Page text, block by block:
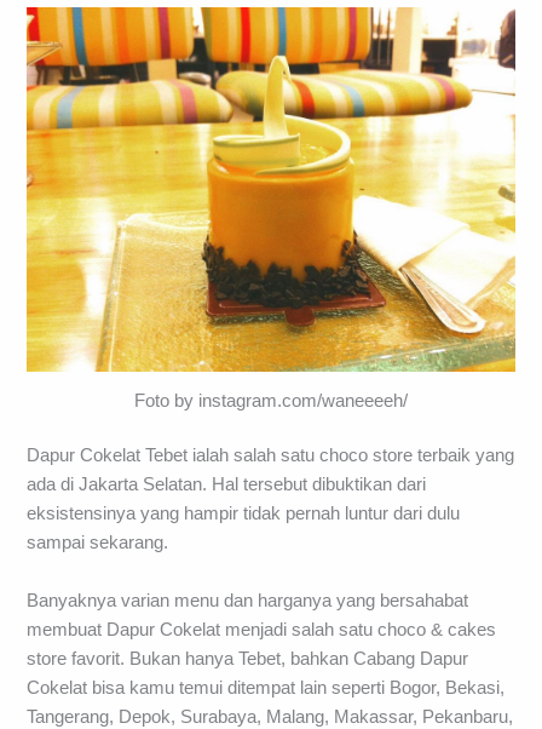
Foto by instagram.com/waneeeeh/
Dapur Cokelat Tebet ialah salah satu choco store terbaik yang
ada di Jakarta Selatan. Hal tersebut dibuktikan dari
eksistensinya yang hampir tidak pernah luntur dari dulu
sampai sekarang.
Banyaknya varian menu dan harganya yang bersahabat
membuat Dapur Cokelat menjadi salah satu choco & cakes
store favorit. Bukan hanya Tebet, bahkan Cabang Dapur
Cokelat bisa kamu temui ditempat lain seperti Bogor, Bekasi,
Tangerang, Depok, Surabaya, Malang, Makassar, Pekanbaru,